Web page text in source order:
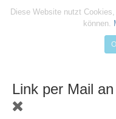
Diese Website nutzt
können.
Link per Mail